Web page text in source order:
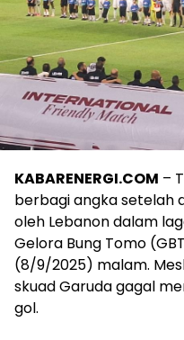
KABARENERGI.COM –
berbagi angka setelah
oleh Lebanon dalam
Gelora Bung Tomo
(8/9/2025) malam.
skuad Garuda gagal
gol.